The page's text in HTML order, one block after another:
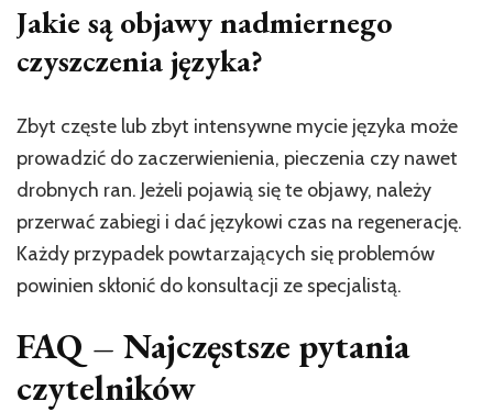
Jakie są objawy nadmiernego
czyszczenia języka?
Zbyt częste lub zbyt intensywne mycie języka może
prowadzić do zaczerwienienia, pieczenia czy nawet
drobnych ran. Jeżeli pojawią się te objawy, należy
przerwać zabiegi i dać językowi czas na regenerację.
Każdy przypadek powtarzających się problemów
powinien skłonić do konsultacji ze specjalistą.
FAQ – Najczęstsze pytania
czytelników